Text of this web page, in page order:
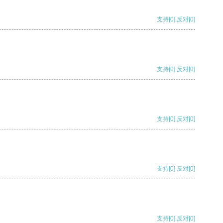
支持[0] 反对[0]
支持[0] 反对[0]
支持[0] 反对[0]
支持[0] 反对[0]
支持[0] 反对[0]